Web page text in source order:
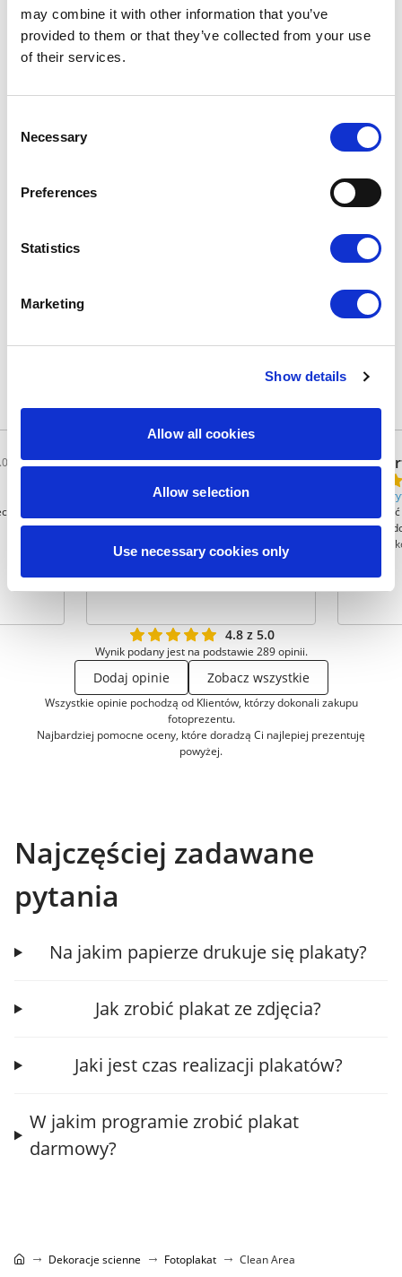
may combine it with other information that you’ve
provided to them or that they’ve collected from your use
of their services.
Selection
Necessary
Preferences
Statistics
Marketing
Show details
Allow all cookies
Allow selection
Use necessary cookies only
Przedsiębiorcy tacy jak Ty
wybierają Voogo
Piotr 05.12.2025
Zweryfikowana
byłem zadowolony z produktów.
Śmiało polecam
dobra
4.8 z 5.0
Wynik podany jest na podstawie 289 opinii.
Dodaj opinie Zobacz wszystkie
Wszystkie opinie pochodzą od Klientów, którzy dokonali zakupu
fotoprezentu.
Najbardziej pomocne oceny, które doradzą Ci najlepiej prezentuję
powyżej.
Najczęściej zadawane
pytania
Na jakim papierze drukuje się plakaty?
Jak zrobić plakat ze zdjęcia?
Jaki jest czas realizacji plakatów?
W jakim programie zrobić plakat
darmowy?
Dekoracje scienne Fotoplakat Clean Area